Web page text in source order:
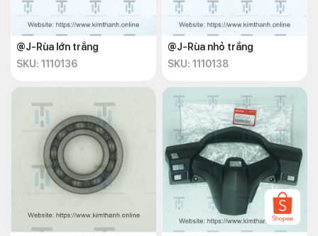
@J-Rùa lớn trắng
SKU: 1110136
@J-Rùa nhỏ trắng
SKU: 1110138